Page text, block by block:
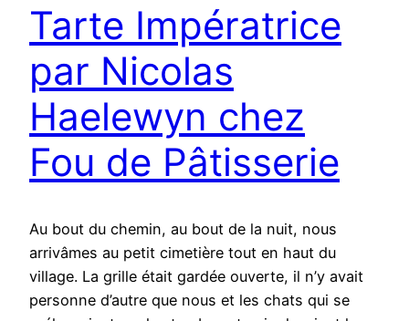
Tarte Impératrice
par Nicolas
Haelewyn chez
Fou de Pâtisserie
Au bout du chemin, au bout de la nuit, nous
arrivâmes au petit cimetière tout en haut du
village. La grille était gardée ouverte, il n’y avait
personne d’autre que nous et les chats qui se